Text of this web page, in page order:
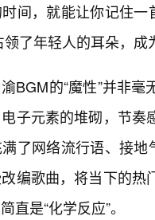
间，就能让你记住
了年轻人的耳朵，
BGM的“魔性”并非
子元素的堆砌，节
了网络流行语、接
编歌曲，将当下的
直是“化学反应”。